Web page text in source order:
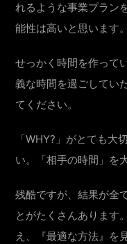
れるような事業プラン
能性は高いと思います。
せっかく時間を作って
義な時間を過ごしてい
てください。
「WHY?」がとても大
い。「相手の時間」を
残酷ですが、結果が全
とがたくさんあります
え、『最適な方法』を